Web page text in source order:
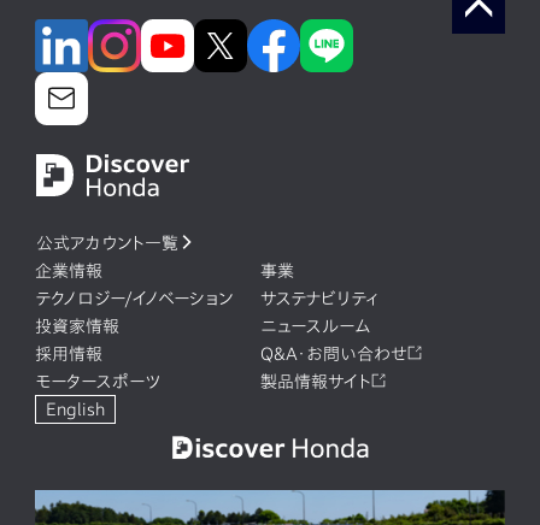
公式アカウント一覧
企業情報
事業
テクノロジー/イノベーション
サステナビリティ
投資家情報
ニュースルーム
採用情報
Q&A・お問い合わせ
モータースポーツ
製品情報サイト
English